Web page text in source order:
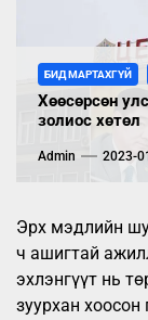
БИД МАРТАХГҮЙ
Хөөсөрсөн
золиос хөтөл
Admin 2023-
Эрх мэдлийн
ч ашигтай
эхлэнгүүт нь
зуурхан